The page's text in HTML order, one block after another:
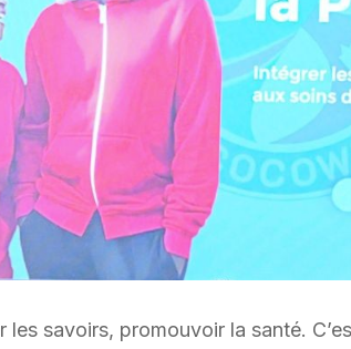
les savoirs, promouvoir la santé.